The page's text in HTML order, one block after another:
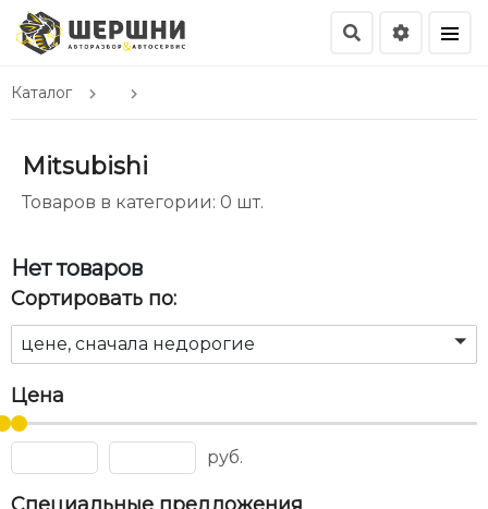
Каталог
Сортировать по:
цене, сначала недорогие
Цена
руб.
Mitsubishi
Товаров в категории: 0 шт.
Нет товаров